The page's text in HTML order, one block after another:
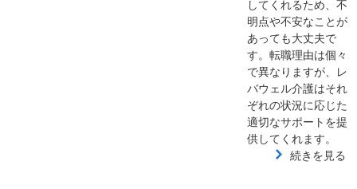
してくれるため、不
明点や不安なことが
あっても大丈夫で
す。転職理由は個々
で異なりますが、レ
バウェル介護はそれ
ぞれの状況に応じた
適切なサポートを提
供してくれます。
続きを見る